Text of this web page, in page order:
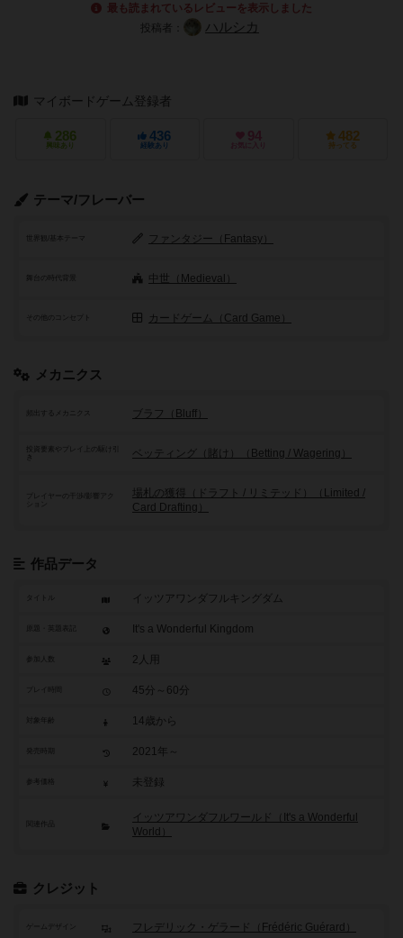
最も読まれているレビューを表示しました
投稿者：
ハルシカ
マイボードゲーム登録者
286
興味あり
436
経験あり
94
お気に入り
482
持ってる
テーマ/フレーバー
世界観/基本テーマ ファンタジー（Fantasy）
舞台の時代背景 中世（Medieval）
その他のコンセプト カードゲーム（Card Game）
メカニクス
頻出するメカニクス ブラフ（Bluff）
投資要素やプレイ上の駆け引
き
ベッティング（賭け）（Betting / Wagering）
プレイヤーの干渉/影響アク
場札の獲得（ドラフト / リミテッド）（Limited /
Card Drafting）
作品データ
タイトル イッツアワンダフルキングダム
It's a Wonderful Kingdom
参加人数 2人用
45分～60分
14歳から
2021年～
参考価格 未登録
関連作品
イッツアワンダフルワールド（It's a Wonderful
World）
クレジット
ゲームデザイン フレデリック・ゲラード（Frédéric Guérard）